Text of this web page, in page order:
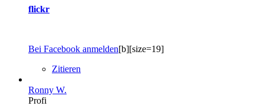
flickr
Bei Facebook anmelden[b][size=19]
Zitieren
Ronny W.
Profi